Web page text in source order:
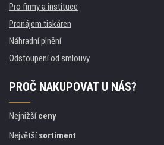
Pro firmy a instituce
Pronájem tiskáren
Náhradní plnění
Odstoupení od smlouvy
PROČ NAKUPOVAT U NÁS?
Nejnižšíceny
Největšísortiment